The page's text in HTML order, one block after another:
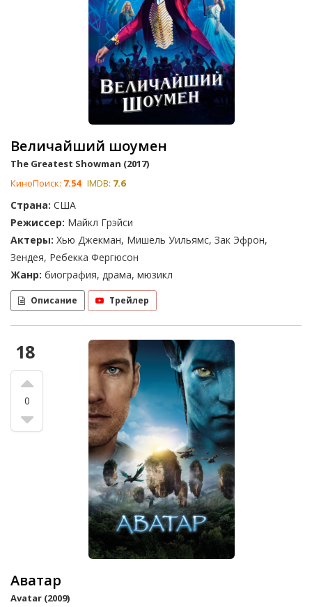
Величайший шоумен
The Greatest Showman (2017)
КиноПоиск: 7.54 IMDB: 7.6
Страна: США
Режиссер: Майкл Грэйси
Актеры: Хью Джекман, Мишель Уильямс, Зак Эфрон,
Зендея, Ребекка Фергюсон
Жанр: биография, драма, мюзикл
Описание Трейлер
18
0
Аватар
Avatar (2009)